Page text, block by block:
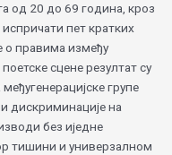
од 20 до 69 година, кроз
пет кратких
о правима између
сцене резултат су
групе
дискриминације на
без иједне
тишини и универзалном